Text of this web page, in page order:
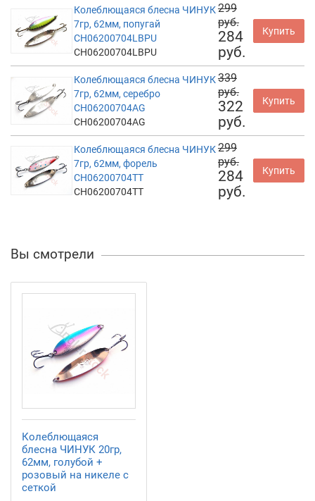
Колеблющаяся блесна ЧИНУК
7гр, 62мм, попугай
CH06200704LBPU
CH06200704LBPU
299
руб.
284
руб.
Купить
Колеблющаяся блесна ЧИНУК
7гр, 62мм, серебро
CH06200704AG
CH06200704AG
339
руб.
322
руб.
Купить
Колеблющаяся блесна ЧИНУК
7гр, 62мм, форель
CH06200704TT
CH06200704TT
299
руб.
284
руб.
Купить
Вы смотрели
Колеблющаяся
блесна ЧИНУК 20гр,
62мм, голубой +
розовый на никеле с
сеткой